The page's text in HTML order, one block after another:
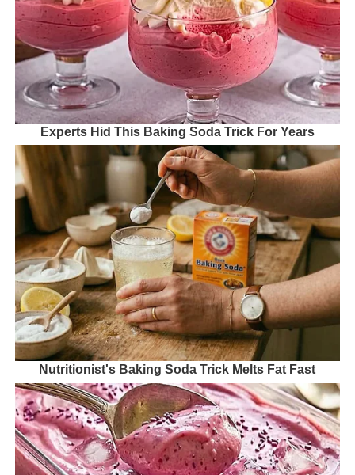
Experts Hid This Baking Soda Trick For Years
Nutritionist's Baking Soda Trick Melts Fat Fast